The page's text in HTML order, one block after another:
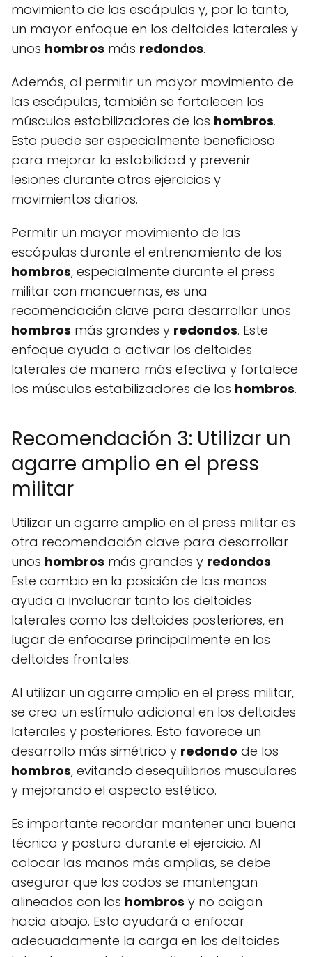
movimiento de las escápulas y, por lo tanto,
un mayor enfoque en los deltoides laterales y
unos hombros más redondos.
Además, al permitir un mayor movimiento de
las escápulas, también se fortalecen los
músculos estabilizadores de los hombros.
Esto puede ser especialmente beneficioso
para mejorar la estabilidad y prevenir
lesiones durante otros ejercicios y
movimientos diarios.
Permitir un mayor movimiento de las
escápulas durante el entrenamiento de los
hombros, especialmente durante el press
militar con mancuernas, es una
recomendación clave para desarrollar unos
hombros más grandes y redondos. Este
enfoque ayuda a activar los deltoides
laterales de manera más efectiva y fortalece
los músculos estabilizadores de los hombros.
Recomendación 3: Utilizar un
agarre amplio en el press
militar
Utilizar un agarre amplio en el press militar es
otra recomendación clave para desarrollar
unos hombros más grandes y redondos.
Este cambio en la posición de las manos
ayuda a involucrar tanto los deltoides
laterales como los deltoides posteriores, en
lugar de enfocarse principalmente en los
deltoides frontales.
Al utilizar un agarre amplio en el press militar,
se crea un estímulo adicional en los deltoides
laterales y posteriores. Esto favorece un
desarrollo más simétrico y redondo de los
hombros, evitando desequilibrios musculares
y mejorando el aspecto estético.
Es importante recordar mantener una buena
técnica y postura durante el ejercicio. Al
colocar las manos más amplias, se debe
asegurar que los codos se mantengan
alineados con los hombros y no caigan
hacia abajo. Esto ayudará a enfocar
adecuadamente la carga en los deltoides